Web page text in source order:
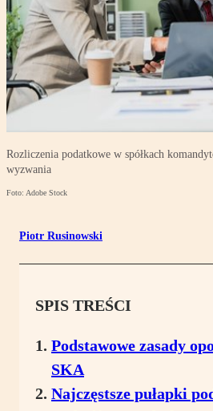
Rozliczenia podatkowe w spółkach
wyzwania
Foto: Adobe Stock
Piotr Rusinowski
SPIS TREŚCI
Podstawowe zasady
SKA
Najczęstsze pułapki